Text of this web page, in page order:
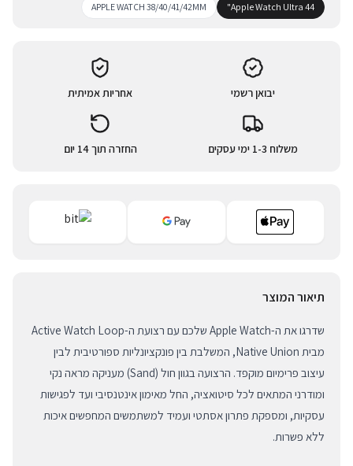
Apple Watch Ultra 44"
APPLE WATCH 38/40/41/42MM
יבואן רשמי אחריות אמיתית
משלוח 1-3 ימי עסקים החזרה תוך 14 יום
תיאור המוצר
שדרגו את ה-Apple Watch שלכם עם רצועת ה-Active Watch Loop
מבית Native Union, המשלבת בין פונקציונליות ספורטיבית לבין
עיצוב פרימיום מוקפד. הרצועה בגוון חול (Sand) מעניקה מראה נקי
ומודרני המתאים לכל סיטואציה, החל מאימון אינטנסיבי ועד לפגישות
עסקיות, ומספקת פתרון אסתטי ועמיד למשתמשים המחפשים איכות
ללא פשרות.